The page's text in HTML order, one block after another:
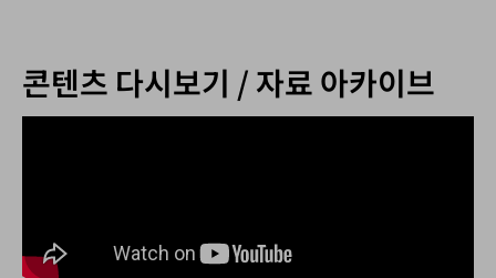
콘텐츠 다시보기 / 자료 아카이브